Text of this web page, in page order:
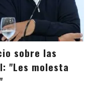
sobre las
"Les molesta